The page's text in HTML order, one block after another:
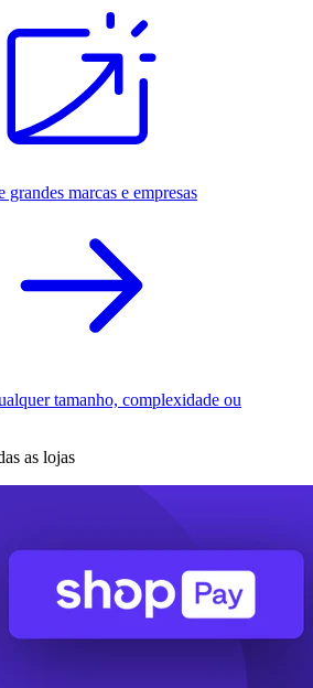
grandes marcas e empresas
tamanho, complexidade ou
as lojas